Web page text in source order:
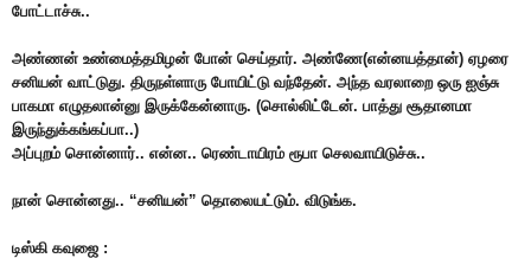
போட்டாச்சு..
அண்ணன் உண்மைத்தமிழன் போன் செய்தார். அண்ணே(என்னயத்தான்) ஏழரை
சனியன் வாட்டுது. திருநள்ளாரு போயிட்டு வந்தேன். அந்த வரலாறை ஒரு ஐஞ்சு
பாகமா எழுதலான்னு இருக்கேன்னாரு. (சொல்லிட்டேன். பாத்து சூதானமா
இருந்துக்கங்கப்பா..)
அப்புறம் சொன்னார்.. என்ன.. ரெண்டாயிரம் ரூபா செலவாயிடுச்சு..
நான் சொன்னது.. “சனியன்” தொலையட்டும். விடுங்க.
டிஸ்கி கவுஜை :